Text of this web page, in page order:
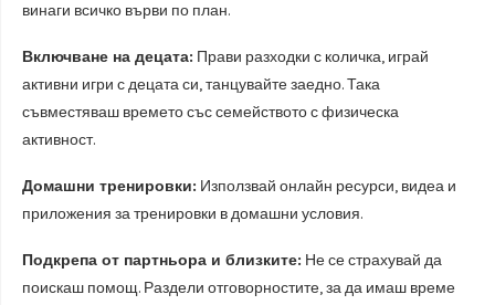
винаги всичко върви по план.
Включване на децата: Прави разходки с количка, играй
активни игри с децата си, танцувайте заедно. Така
съвместяваш времето със семейството с физическа
активност.
Домашни тренировки: Използвай онлайн ресурси, видеа и
приложения за тренировки в домашни условия.
Подкрепа от партньора и близките: Не се страхувай да
поискаш помощ. Раздели отговорностите, за да имаш време